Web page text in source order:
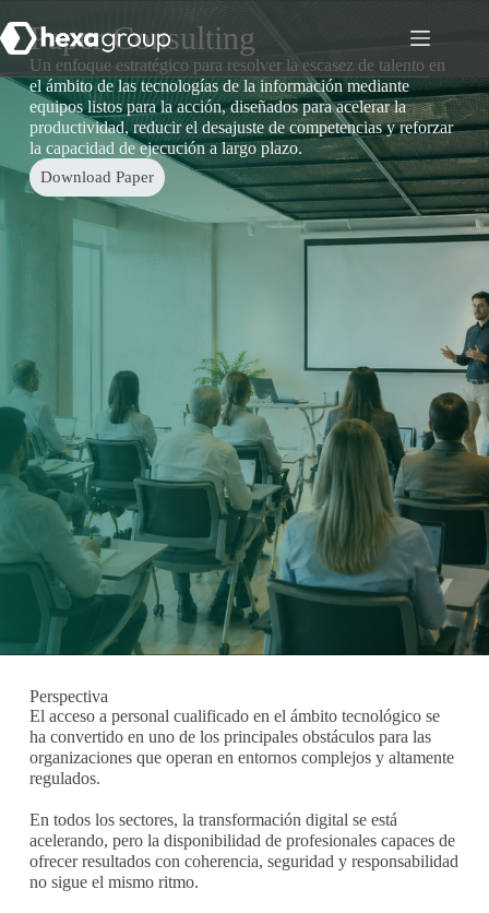
Paper Consulting
Un enfoque estratégico para resolver la escasez de talento en
el ámbito de las tecnologías de la información mediante
equipos listos para la acción, diseñados para acelerar la
productividad, reducir el desajuste de competencias y reforzar
la capacidad de ejecución a largo plazo.
Download Paper
Perspectiva
El acceso a personal cualificado en el ámbito tecnológico se
ha convertido en uno de los principales obstáculos para las
organizaciones que operan en entornos complejos y altamente
regulados.
En todos los sectores, la transformación digital se está
acelerando, pero la disponibilidad de profesionales capaces de
ofrecer resultados con coherencia, seguridad y responsabilidad
no sigue el mismo ritmo.